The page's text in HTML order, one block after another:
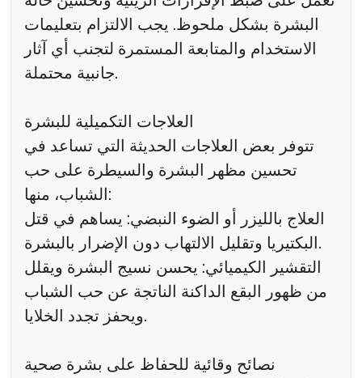
البشرة بشكل ملحوظ. يجب الالتزام بتعليمات
الاستخدام والمتابعة المستمرة لتجنب أي آثار
جانبية محتملة.
العلاجات التكميلية للبشرة
تتوفر بعض العلاجات الحديثة التي تساعد في
تحسين مظهر البشرة والسيطرة على حب
الشباب، منها:
العلاج بالليزر أو الضوء النبضي: يساهم في قتل
البكتيريا وتقليل الالتهاب دون الإضرار بالبشرة.
التقشير الكيميائي: يحسن نسيج البشرة ويقلل
من ظهور البقع الداكنة الناتجة عن حب الشباب
ويحفز تجدد الخلايا.
نصائح وقائية للحفاظ على بشرة صحية